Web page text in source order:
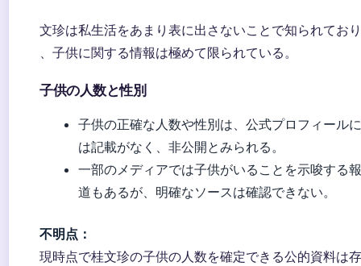
文珍は私生活をあまり表に出さないことで知られており
、子供に関する情報は極めて限られている。
子供の人数と性別
子供の正確な人数や性別は、公式プロフィールに
は記載がなく、非公開とみられる。
一部のメディアでは子供がいることを示唆する報
道もあるが、明確なソースは確認できない。
不明点：
現時点で桂文珍の子供の人数を確定できる公的資料は存